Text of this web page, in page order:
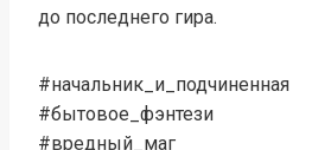
до последнего гира.
#начальник_и_подчиненная
#бытовое_фэнтези
#вредный_маг